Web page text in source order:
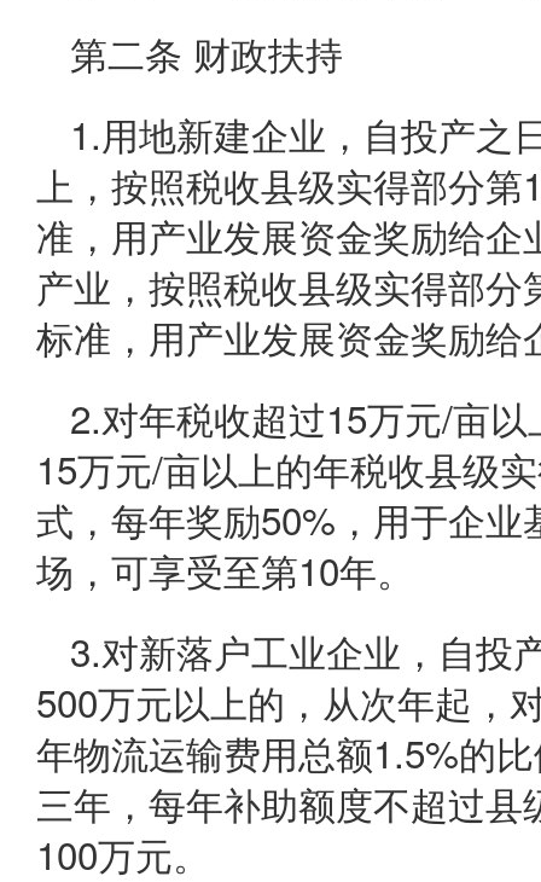
第二条 财政扶持
1.用地新建企业，自投产之
上，按照税收县级实得部分
准，用产业发展资金奖励给
产业，按照税收县级实得部
标准，用产业发展资金奖励给
2.对年税收超过15万元/亩
15万元/亩以上的年税收县级
式，每年奖励50%，用于企
场，可享受至第10年。
3.对新落户工业企业，自投
500万元以上的，从次年起，
年物流运输费用总额1.5%的
三年，每年补助额度不超过
100万元。